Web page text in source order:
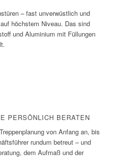
– fast unverwüstlich und
höchstem Niveau. Das sind
und Aluminium mit Füllungen
PERSÖNLICH BERATEN
von Anfang an, bis
rundum betreut – und
dem Aufmaß und der